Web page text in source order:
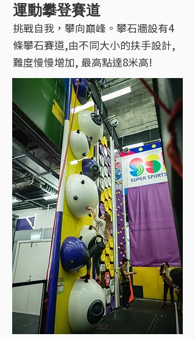
運動攀登賽道
挑戰自我，攀向巔峰。攀石牆設有4
條攀石賽道,由不同大小的扶手設計,
難度慢慢增加, 最高點達8米高!